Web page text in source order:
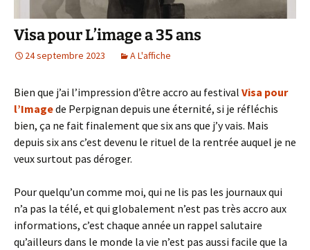
Visa pour L’image a 35 ans
24 septembre 2023 A L'affiche
Bien que j’ai l’impression d’être accro au festival Visa pour
l’Imagede Perpignan depuis une éternité, si je réfléchis
bien, ça ne fait finalement que six ans que j’y vais. Mais
depuis six ans c’est devenu le rituel de la rentrée auquel je ne
veux surtout pas déroger.
Pour quelqu’un comme moi, qui ne lis pas les journaux qui
n’a pas la télé, et qui globalement n’est pas très accro aux
informations, c’est chaque année un rappel salutaire
qu’ailleurs dans le monde la vie n’est pas aussi facile que la